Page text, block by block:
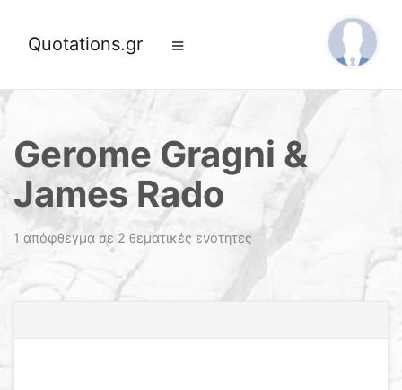
Quotations.gr
Gerome Gragni &
James Rado
1 απόφθεγμα σε 2 θεματικές ενότητες